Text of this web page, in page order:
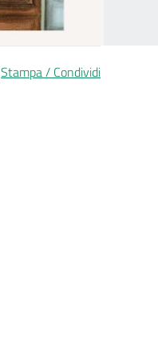
Stampa / Condividi